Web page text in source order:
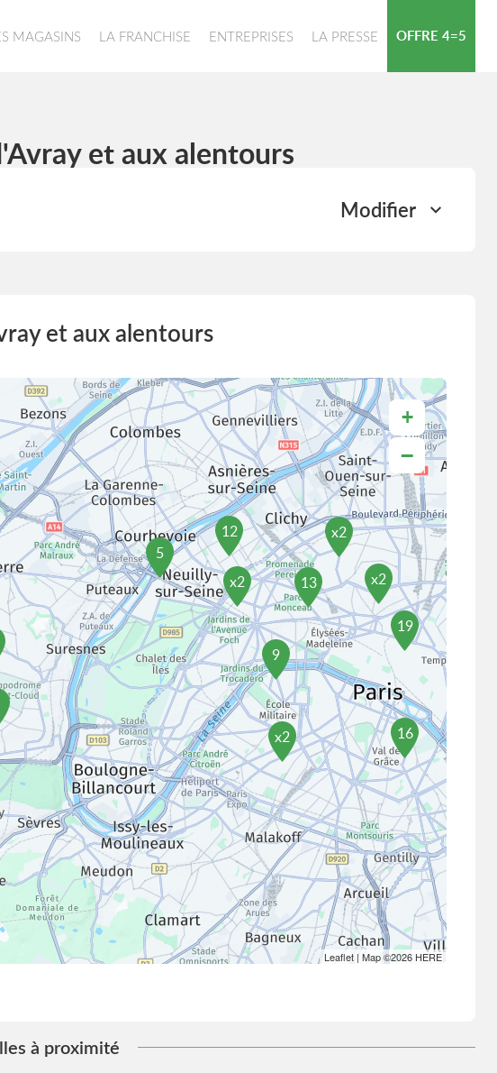
MAGASINS LA FRANCHISE ENTREPRISES LA PRESSE OFFRE 4=5
et aux alentours
Modifier
et aux alentours
19
13 x2
x2
16
9
x2
5
12
x2
+
−
Leaflet| Map ©2026 HERE
à proximité